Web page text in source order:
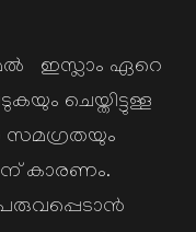
ഇസ്ലാം ഏറെ
ചെയ്തിട്ടുള്ള
സമഗ്രതയും
കാരണം.